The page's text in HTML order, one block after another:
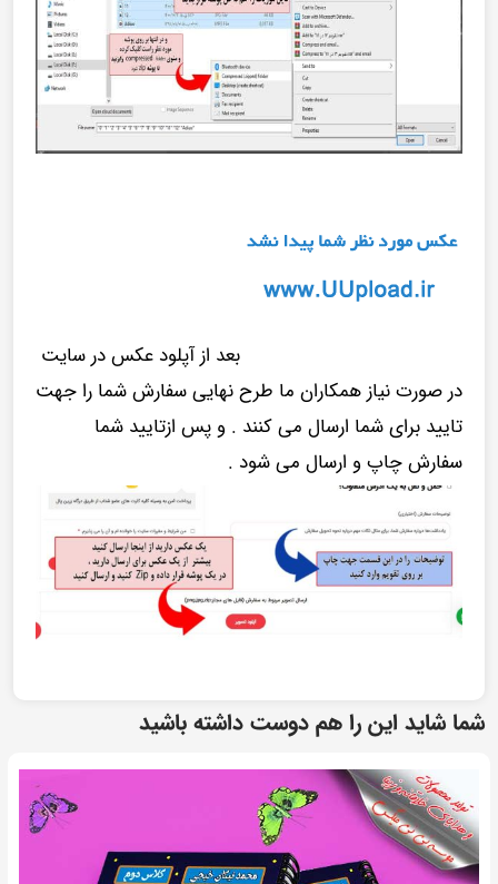
بعد از آپلود عکس در سایت
در صورت نیاز همکاران ما طرح نهایی سفارش شما را جهت
تایید برای شما ارسال می کنند . و پس ازتایید شما
سفارش چاپ و ارسال می شود .
شما شاید این را هم دوست داشته باشید